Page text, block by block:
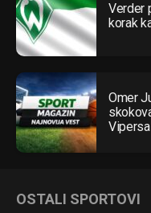
Verder
korak
Omer
OSTALI SPORTOVI